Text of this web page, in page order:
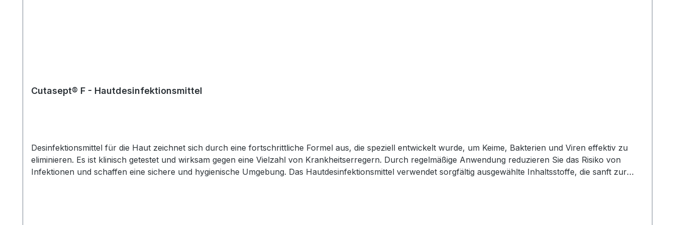
Cutasept® F - Hautdesinfektionsmittel
Desinfektionsmittel für die Haut zeichnet sich durch eine fortschrittliche Formel aus, die speziell entwickelt wurde, um Keime, Bakterien und Viren effektiv zu
eliminieren. Es ist klinisch getestet und wirksam gegen eine Vielzahl von Krankheitserregern. Durch regelmäßige Anwendung reduzieren Sie das Risiko von
Infektionen und schaffen eine sichere und hygienische Umgebung. Das Hautdesinfektionsmittel verwendet sorgfältig ausgewählte Inhaltsstoffe, die sanft zur